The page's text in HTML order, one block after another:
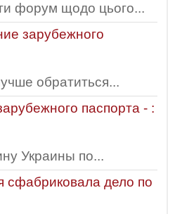
форум щодо цього...
зарубежного
обратиться...
паспорта - :
Украины по...
сфабриковала дело по